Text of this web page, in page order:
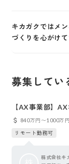
キカガクではメ
づくりを心がけ
募集してい
【AX事業部】
員）840万円〜1000万円
リモート勤務可
株式会社キ